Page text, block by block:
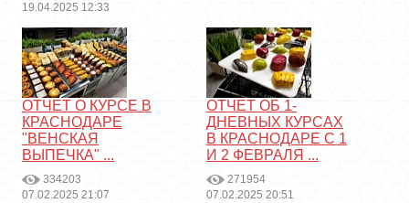
19.04.2025 12:33
ОТЧЕТ О КУРСЕ В
КРАСНОДАРЕ
"ВЕНСКАЯ
ВЫПЕЧКА" ...
334203
07.02.2025 21:07
ОТЧЕТ ОБ 1-
ДНЕВНЫХ КУРСАХ
В КРАСНОДАРЕ С 1
И 2 ФЕВРАЛЯ ...
271954
07.02.2025 20:51